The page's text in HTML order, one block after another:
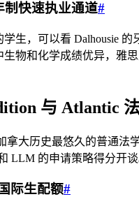
制快速执业通道#
生，可以看 Dalhousie
物和化学成绩优异，雅
与 Atlantic
拿大历史最悠久的普通法
LLM 的申请策略得分开谈
际生配额#